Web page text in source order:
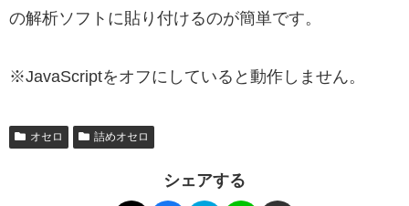
の解析ソフトに貼り付けるのが簡単です。
※JavaScriptをオフにしていると動作しません。
オセロ 詰めオセロ
シェアする